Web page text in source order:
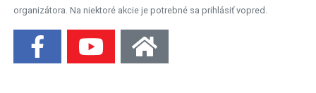
organizátora. Na niektoré akcie je potrebné sa prihlásiť vopred.